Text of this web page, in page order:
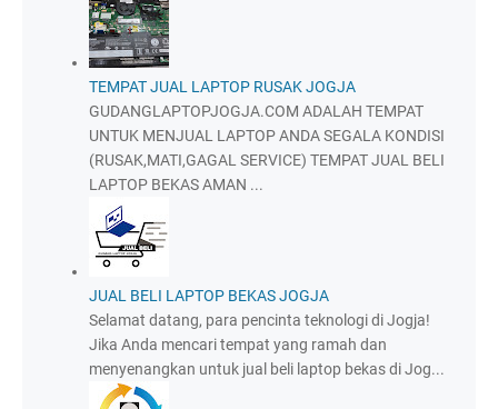
TEMPAT JUAL LAPTOP RUSAK JOGJA
GUDANGLAPTOPJOGJA.COM ADALAH TEMPAT
UNTUK MENJUAL LAPTOP ANDA SEGALA KONDISI
(RUSAK,MATI,GAGAL SERVICE) TEMPAT JUAL BELI
LAPTOP BEKAS AMAN ...
JUAL BELI LAPTOP BEKAS JOGJA
Selamat datang, para pencinta teknologi di Jogja!
Jika Anda mencari tempat yang ramah dan
menyenangkan untuk jual beli laptop bekas di Jog...